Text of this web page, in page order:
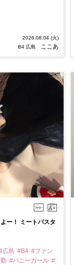
2026.08.04 (火)
B4 広島
ここあ
ー！ ミートパスタ
広島 #B4 #ファン
#バニーガール #